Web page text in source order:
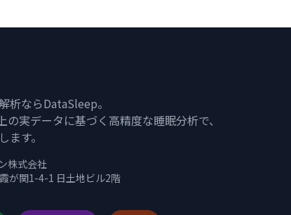
析ならDataSleep。
実データに基づく高精度な睡眠分析で、
す。
株式会社
が関1-4-1 日土地ビル2階